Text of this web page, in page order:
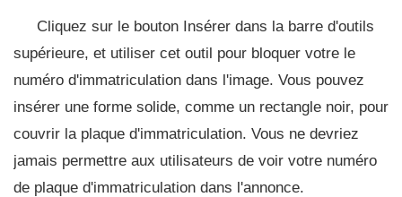
Cliquez sur le bouton Insérer dans la barre d'outils
supérieure, et utiliser cet outil pour bloquer votre le
numéro d'immatriculation dans l'image. Vous pouvez
insérer une forme solide, comme un rectangle noir, pour
couvrir la plaque d'immatriculation. Vous ne devriez
jamais permettre aux utilisateurs de voir votre numéro
de plaque d'immatriculation dans l'annonce.